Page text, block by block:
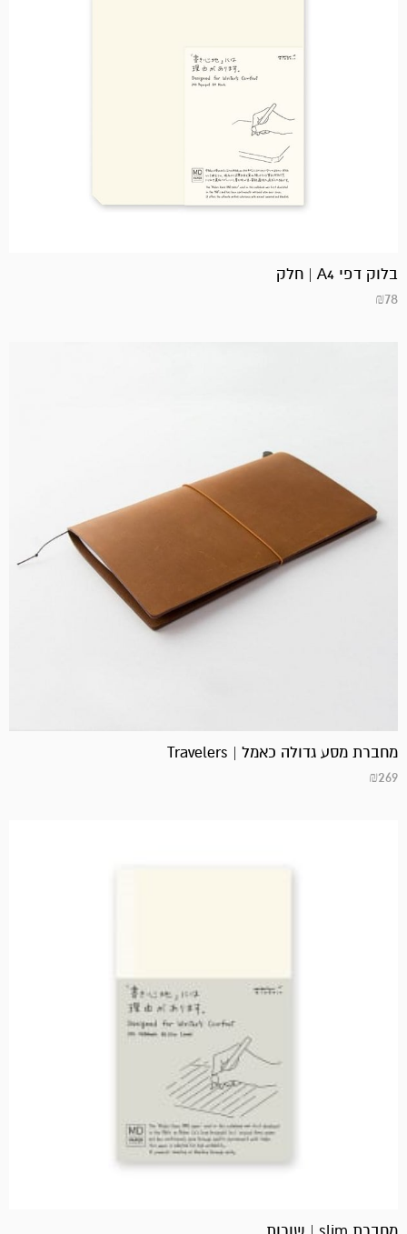
בלוק דפי A4 | חלק
₪78
מחברת מסע גדולה כאמל | Travelers
₪269